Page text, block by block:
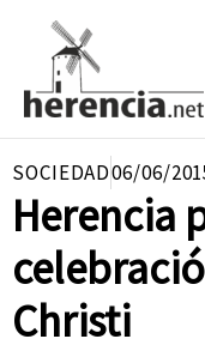
contenido
SOCIEDAD06/06/
Herencia
Christi